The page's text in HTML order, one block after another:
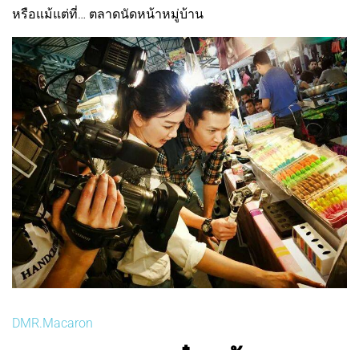
หรือแม้แต่ที่… ตลาดนัดหน้าหมู่บ้าน
DMR.Macaron